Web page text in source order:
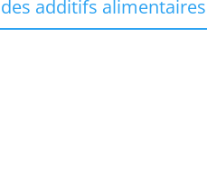
additifs alimentaires